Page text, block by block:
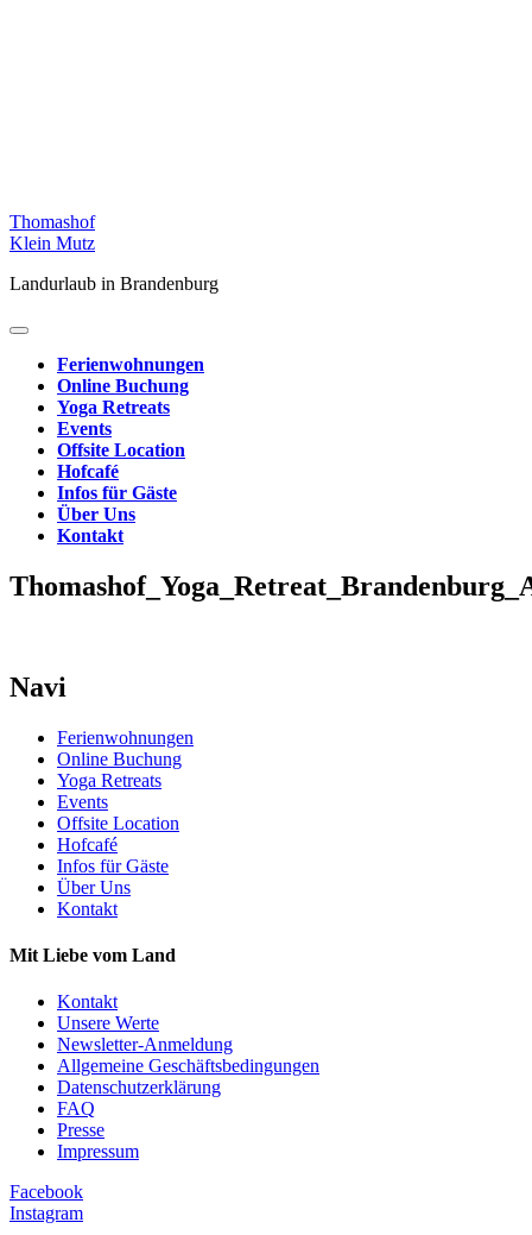
Skip
to
Thomashof
Klein Mutz
Landurlaub in Brandenburg
Ferienwohnungen
Online Buchung
Yoga Retreats
Events
Offsite Location
Hofcafé
Infos für Gäste
Über Uns
Kontakt
Navi
Ferienwohnungen
Online Buchung
Yoga Retreats
Events
Offsite Location
Hofcafé
Infos für Gäste
Über Uns
Kontakt
Mit Liebe vom Land
Kontakt
Unsere Werte
Newsletter-Anmeldung
Allgemeine Geschäftsbedingungen
Datenschutzerklärung
FAQ
Presse
Impressum
Facebook
Instagram